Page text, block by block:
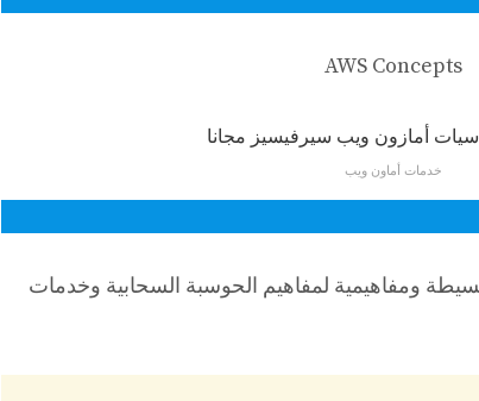
AWS Concepts
خدمات أماون ويب
ومفاهيمية لمفاهيم الحوسبة السحابية وخدمات